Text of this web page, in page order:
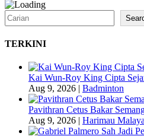
Search
TERKINI
Kai Wun-Roy King Cipta
Aug 9, 2026
Badminton
Pavithran Cetus Bakar
Aug 9, 2026
Harimau